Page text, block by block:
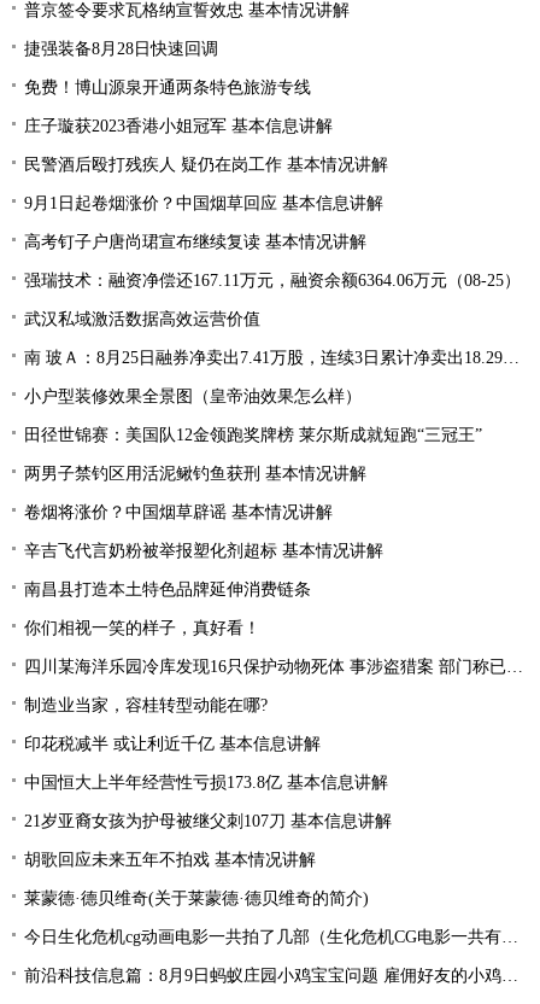
普京签令要求瓦格纳宣誓效忠 基本情况讲解
捷强装备8月28日快速回调
免费！博山源泉开通两条特色旅游专线
庄子璇获2023香港小姐冠军 基本信息讲解
民警酒后殴打残疾人 疑仍在岗工作 基本情况讲解
9月1日起卷烟涨价？中国烟草回应 基本信息讲解
高考钉子户唐尚珺宣布继续复读 基本情况讲解
强瑞技术：融资净偿还167.11万元，融资余额6364.06万元（08-25）
武汉私域激活数据高效运营价值
南 玻Ａ：8月25日融券净卖出7.41万股，连续3日累计净卖出18.29万股
小户型装修效果全景图（皇帝油效果怎么样）
田径世锦赛：美国队12金领跑奖牌榜 莱尔斯成就短跑“三冠王”
两男子禁钓区用活泥鳅钓鱼获刑 基本情况讲解
卷烟将涨价？中国烟草辟谣 基本情况讲解
辛吉飞代言奶粉被举报塑化剂超标 基本情况讲解
南昌县打造本土特色品牌延伸消费链条
你们相视一笑的样子，真好看！
四川某海洋乐园冷库发现16只保护动物死体 事涉盗猎案 部门称已整改
制造业当家，容桂转型动能在哪?
印花税减半 或让利近千亿 基本信息讲解
中国恒大上半年经营性亏损173.8亿 基本信息讲解
21岁亚裔女孩为护母被继父刺107刀 基本信息讲解
胡歌回应未来五年不拍戏 基本情况讲解
莱蒙德·德贝维奇(关于莱蒙德·德贝维奇的简介)
今日生化危机cg动画电影一共拍了几部（生化危机CG电影一共有几部分别是什么）
前沿科技信息篇：8月9日蚂蚁庄园小鸡宝宝问题 雇佣好友的小鸡来工作一起生产肥料需要消耗